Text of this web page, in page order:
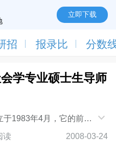
立即下载
招 报录比 分数
学专业硕士生导师
主义研究所社会学所
一部分人组成青少年所，
读 2008-03-24